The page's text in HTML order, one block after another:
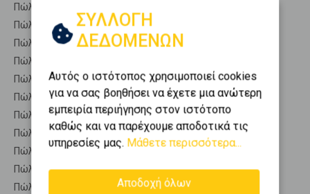
Πώληση Αποθήκες ΣΙΦΝΟΣ
Πώληση Γκαρσονιέρες ΣΙΦΝΟΣ
Πώληση Διαμερίσματα ΣΙΦΝΟΣ
Πώληση Κτίρια ΣΙΦΝΟΣ
Πώληση Μεζονέτες (ανεξάρτητη) ΣΙΦΝΟΣ
Πώληση Μεζονέτες (εφαπτόμενη) ΣΙΦΝΟΣ
Πώληση Μονοκατοικίες ΣΙΦΝΟΣ
Πώληση Οικίες ΣΙΦΝΟΣ
Πώληση Οροφοδιαμερίσματα ΣΙΦΝΟΣ
Πώληση Οροφομεζονέτες ΣΙΦΝΟΣ
Πώληση Ρετιρέ ΣΙΦΝΟΣ
ΣΥΛΛΟΓΗ
ΔΕΔΟΜΕΝΩΝ
Αυτός ο ιστότοπος χρησιμοποιεί cookies
για να σας βοηθήσει να έχετε μια ανώτερη
εμπειρία περιήγησης στον ιστότοπο
καθώς και να παρέχουμε αποδοτικά τις
υπηρεσίες μας. Μάθετε περισσότερα...
Αποδοχή όλων